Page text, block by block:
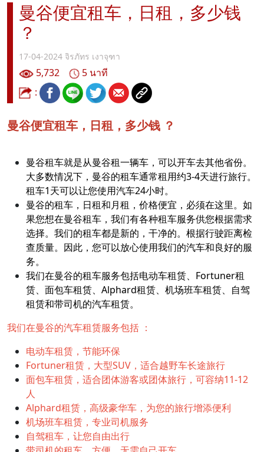
曼谷便宜租车，日租，多少钱
？
17-04-2024 จิรภัทร เงาจุฑา
5,732
5 นาที
:
曼谷便宜租车，日租，多少钱 ？
曼谷租车就是从曼谷租一辆车，可以开车去其他省份。
大多数情况下，曼谷的租车通常租用约3-4天进行旅行。
租车1天可以让您使用汽车24小时。
曼谷的租车，日租和月租，价格便宜，必须在这里。如
果您想在曼谷租车，我们有各种租车服务供您根据需求
选择。我们的租车都是新的，干净的。根据行驶距离检
查质量。因此，您可以放心使用我们的汽车和良好的服
务。
我们在曼谷的租车服务包括电动车租赁、Fortuner租
赁、面包车租赁、Alphard租赁、机场班车租赁、自驾
租赁和带司机的汽车租赁。
我们在曼谷的汽车租赁服务包括 ：
电动车租赁，节能环保
Fortuner租赁，大型SUV，适合越野车长途旅行
面包车租赁，适合团体游客或团体旅行，可容纳11-12
人
Alphard租赁，高级豪华车，为您的旅行增添便利
机场班车租赁，专业司机服务
自驾租车，让您自由出行